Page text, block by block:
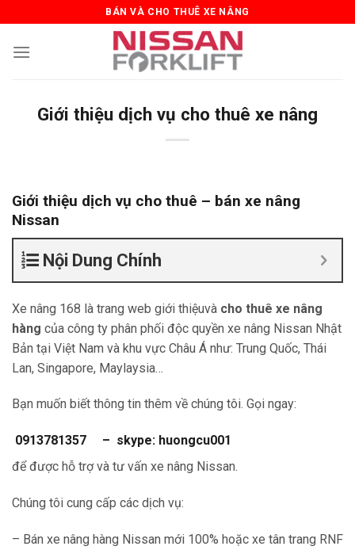
to
content
BÁN VÀ CHO THUÊ XE NÂNG
Giới thiệu dịch vụ cho thuê xe nâng
Giới thiệu dịch vụ cho thuê – bán xe nâng
Nissan
Nội Dung Chính
Xe nâng 168 là trang web giới thiệuvà cho thuê xe nâng
hàng của công ty phân phối độc quyền xe nâng Nissan Nhật
Bản tại Việt Nam và khu vực Châu Á như: Trung Quốc, Thái
Lan, Singapore, Maylaysia…
Bạn muốn biết thông tin thêm về chúng tôi. Gọi ngay:
0913781357 – skype: huongcu001
để được hỗ trợ và tư vấn xe nâng Nissan.
Chúng tôi cung cấp các dịch vụ:
– Bán xe nâng hàng Nissan mới 100% hoặc xe tân trang RNF